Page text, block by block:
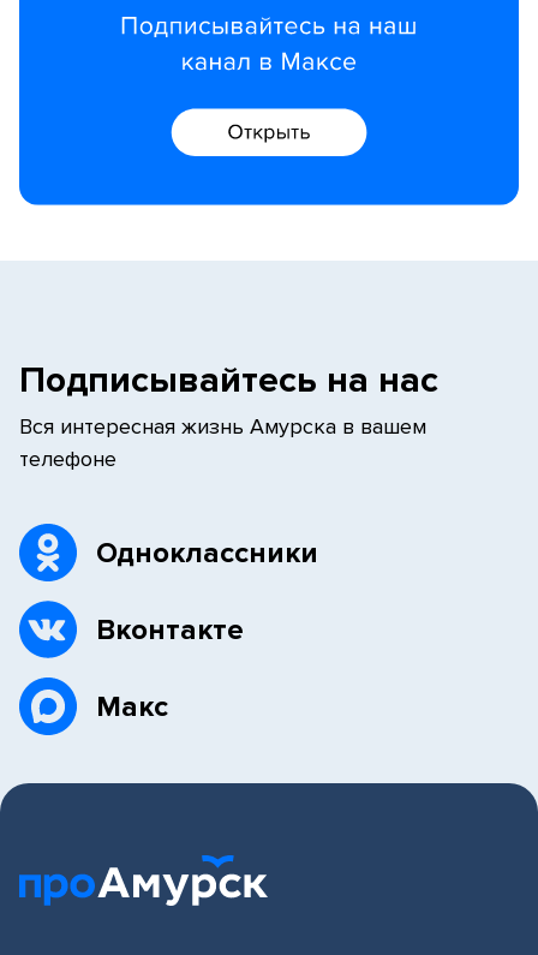
Подписывайтесь на нас
Вся интересная жизнь Амурска в вашем
телефоне
Одноклассники
Вконтакте
Макс